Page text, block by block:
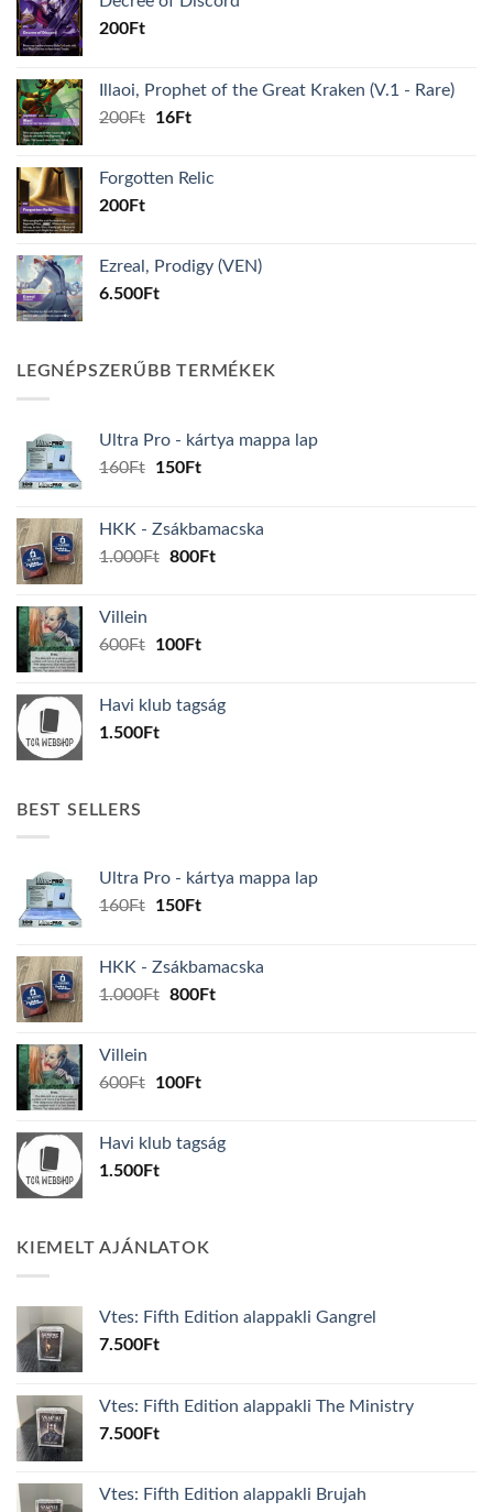
200Ft
Illaoi, Prophet of the Great Kraken (V.1 - Rare)
200Ft
Original
200Ft.
16FtCurrent
16Ft.
Forgotten Relic
200Ft
Ezreal, Prodigy (VEN)
6.500Ft
LEGNÉPSZERŰBB TERMÉKEK
Ultra Pro - kártya mappa lap
160Ft
Original
160Ft.
150FtCurrent
150Ft.
HKK - Zsákbamacska
1.000Ft Original
800FtCurrent
Villein
600Ft
Original
600Ft.
100FtCurrent
100Ft.
Havi klub tagság
1.500Ft
BEST SELLERS
Ultra Pro - kártya mappa lap
160Ft
Original
160Ft.
150FtCurrent
150Ft.
HKK - Zsákbamacska
1.000Ft Original
800FtCurrent
Villein
600Ft
Original
600Ft.
100FtCurrent
100Ft.
Havi klub tagság
1.500Ft
KIEMELT AJÁNLATOK
Vtes: Fifth Edition alappakli Gangrel
7.500Ft
Vtes: Fifth Edition alappakli The Ministry
7.500Ft
Vtes: Fifth Edition alappakli Brujah